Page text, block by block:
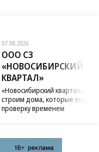
07.08.2026
ООО СЗ
«НОВОСИБИРСКИЙ
КВАРТАЛ»
«Новосибирский квартал»:
строим дома, которые
проверку временем